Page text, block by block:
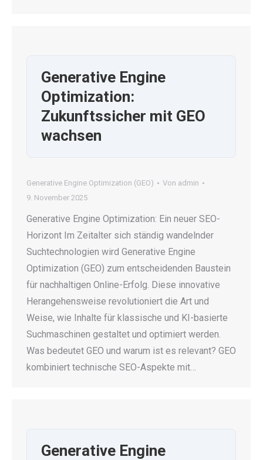
Generative Engine
Optimization:
Zukunftssicher mit GEO
wachsen
Generative Engine Optimization (GEO) Von admin
9. November 2025
Generative Engine Optimization: Ein neuer SEO-
Horizont Im Zeitalter sich ständig wandelnder
Suchtechnologien wird Generative Engine
Optimization (GEO) zum entscheidenden Baustein
für nachhaltigen Online-Erfolg. Diese innovative
Herangehensweise revolutioniert die Art und
Weise, wie Inhalte für klassische und KI-basierte
Suchmaschinen gestaltet und optimiert werden.
Was bedeutet GEO und warum ist es relevant? GEO
kombiniert technische SEO-Aspekte mit…
Generative Engine